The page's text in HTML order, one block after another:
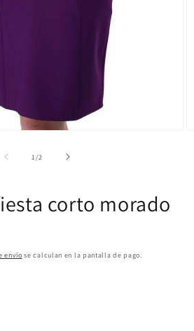
1/de2
corto morado
envío se calculan en la pantalla de pago.